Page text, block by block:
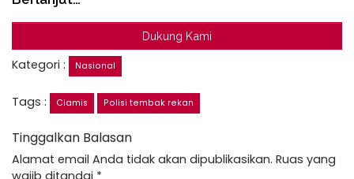
Dukung Kami
Kategori : Nasional
Tags : Ciamis Polisi tembak rekan
Tinggalkan Balasan
Alamat email Anda tidak akan dipublikasikan. Ruas yang
wajib ditandai *